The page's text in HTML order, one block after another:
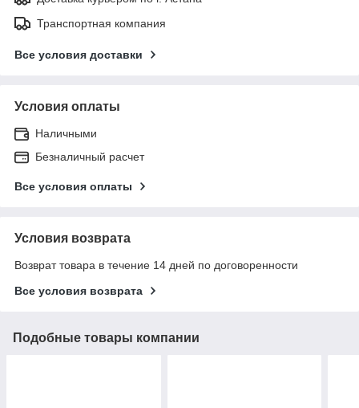
Транспортная компания
Все условия доставки
Условия оплаты
Наличными
Безналичный расчет
Все условия оплаты
Условия возврата
Возврат товара в течение 14 дней по договоренности
Все условия возврата
Подобные товары компании